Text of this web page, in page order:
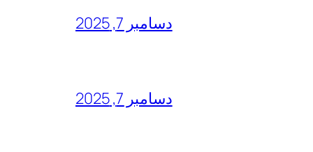
دسامبر 7, 2025
دسامبر 7, 2025